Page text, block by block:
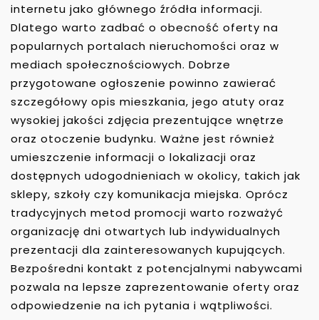
internetu jako głównego źródła informacji.
Dlatego warto zadbać o obecność oferty na
popularnych portalach nieruchomości oraz w
mediach społecznościowych. Dobrze
przygotowane ogłoszenie powinno zawierać
szczegółowy opis mieszkania, jego atuty oraz
wysokiej jakości zdjęcia prezentujące wnętrze
oraz otoczenie budynku. Ważne jest również
umieszczenie informacji o lokalizacji oraz
dostępnych udogodnieniach w okolicy, takich jak
sklepy, szkoły czy komunikacja miejska. Oprócz
tradycyjnych metod promocji warto rozważyć
organizację dni otwartych lub indywidualnych
prezentacji dla zainteresowanych kupujących.
Bezpośredni kontakt z potencjalnymi nabywcami
pozwala na lepsze zaprezentowanie oferty oraz
odpowiedzenie na ich pytania i wątpliwości.